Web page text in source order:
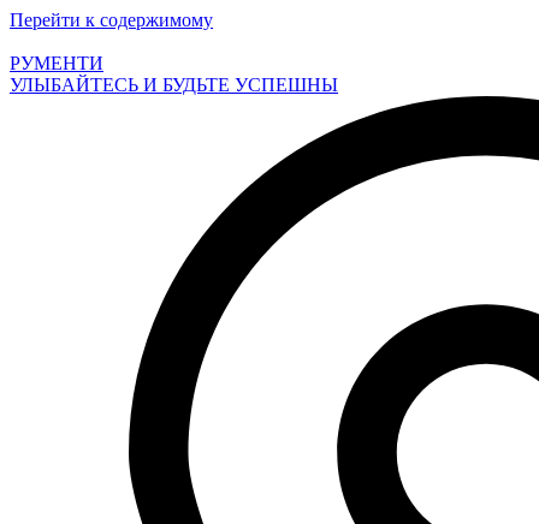
Перейти к содержимому
РУМЕНТИ
УЛЫБАЙТЕСЬ И БУДЬТЕ УСПЕШНЫ